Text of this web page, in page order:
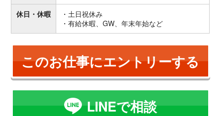
休日・休暇
・土日祝休み
・有給休暇、GW、年末年始など
このお仕事にエントリーする
LINEで相談